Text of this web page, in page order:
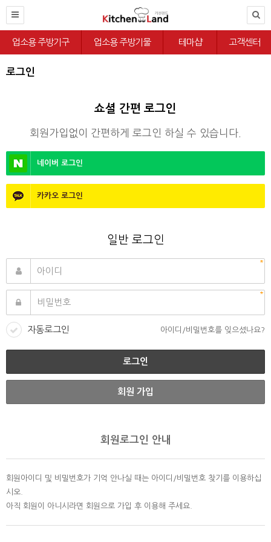
업소용 주방기구 업소용 주방기물 테마샵 고객센터
로그인
쇼셜 간편 로그인
회원가입없이 간편하게 로그인 하실 수 있습니다.
네이버 로그인
카카오 로그인
일반 로그인
자동로그인 아이디/비밀번호를 잊으셨나요?
회원 가입
회원로그인 안내
회원아이디 및 비밀번호가 기억 안나실 때는 아이디/비밀번호 찾기를 이용하십
시오.
아직 회원이 아니시라면 회원으로 가입 후 이용해 주세요.